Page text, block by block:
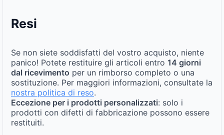
Resi
Se non siete soddisfatti del vostro acquisto, niente
panico! Potete restituire gli articoli entro 14 giorni
dal ricevimento per un rimborso completo o una
sostituzione. Per maggiori informazioni, consultate la
nostra politica di reso.
Eccezione per i prodotti personalizzati: solo i
prodotti con difetti di fabbricazione possono essere
restituiti.